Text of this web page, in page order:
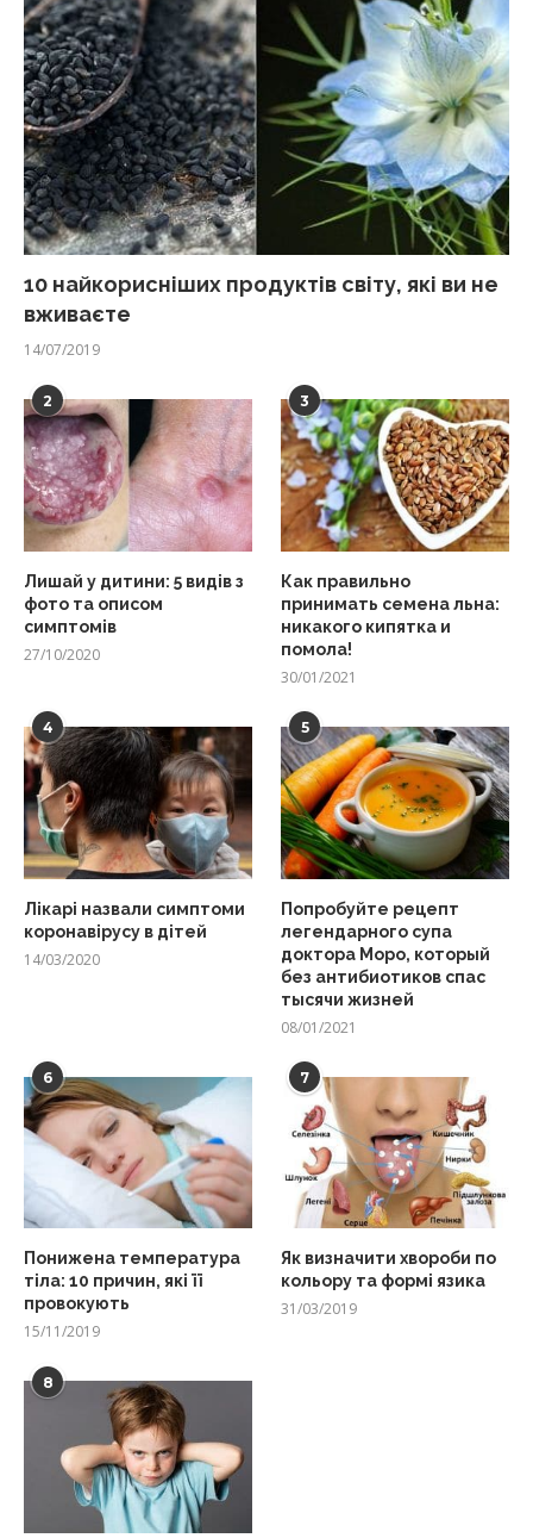
10 найкорисніших продуктів світу, які ви не
вживаєте
14/07/2019
2
Лишай у дитини: 5 видів з
фото та описом
симптомів
27/10/2020
3
Как правильно
принимать семена льна:
никакого кипятка и
помола!
30/01/2021
4
Лікарі назвали симптоми
коронавірусу в дітей
14/03/2020
5
Попробуйте рецепт
легендарного супа
доктора Моро, который
без антибиотиков спас
тысячи жизней
08/01/2021
6
Понижена температура
тіла: 10 причин, які її
провокують
15/11/2019
7
Як визначити хвороби по
кольору та формі язика
31/03/2019
8